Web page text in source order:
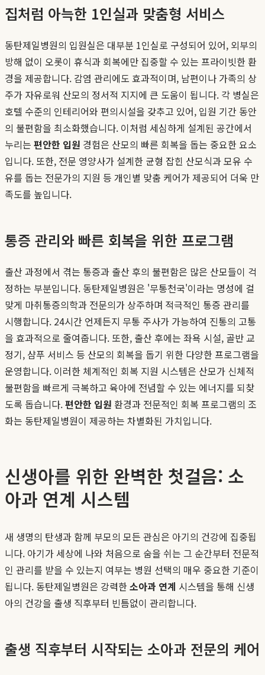
집처럼 아늑한 1인실과 맞춤형 서비스
동탄제일병원의 입원실은 대부분 1인실로 구성되어 있어, 외부의
방해 없이 오롯이 휴식과 회복에만 집중할 수 있는 프라이빗한 환
경을 제공합니다. 감염 관리에도 효과적이며, 남편이나 가족의 상
주가 자유로워 산모의 정서적 지지에 큰 도움이 됩니다. 각 병실은
호텔 수준의 인테리어와 편의시설을 갖추고 있어, 입원 기간 동안
의 불편함을 최소화했습니다. 이처럼 세심하게 설계된 공간에서
누리는 편안한 입원 경험은 산모의 빠른 회복을 돕는 중요한 요소
입니다. 또한, 전문 영양사가 설계한 균형 잡힌 산모식과 모유 수
유를 돕는 전문가의 지원 등 개인별 맞춤 케어가 제공되어 더욱 만
족도를 높입니다.
통증 관리와 빠른 회복을 위한 프로그램
출산 과정에서 겪는 통증과 출산 후의 불편함은 많은 산모들이 걱
정하는 부분입니다. 동탄제일병원은 '무통천국'이라는 명성에 걸
맞게 마취통증의학과 전문의가 상주하며 적극적인 통증 관리를
시행합니다. 24시간 언제든지 무통 주사가 가능하여 진통의 고통
을 효과적으로 줄여줍니다. 또한, 출산 후에는 좌욕 시설, 골반 교
정기, 샴푸 서비스 등 산모의 회복을 돕기 위한 다양한 프로그램을
운영합니다. 이러한 체계적인 회복 지원 시스템은 산모가 신체적
불편함을 빠르게 극복하고 육아에 전념할 수 있는 에너지를 되찾
도록 돕습니다.편안한 입원 환경과 전문적인 회복 프로그램의 조
화는 동탄제일병원이 제공하는 차별화된 가치입니다.
신생아를 위한 완벽한 첫걸음: 소
아과 연계 시스템
새 생명의 탄생과 함께 부모의 모든 관심은 아기의 건강에 집중됩
니다. 아기가 세상에 나와 처음으로 숨을 쉬는 그 순간부터 전문적
인 관리를 받을 수 있는지 여부는 병원 선택의 매우 중요한 기준이
됩니다. 동탄제일병원은 강력한소아과 연계 시스템을 통해 신생
아의 건강을 출생 직후부터 빈틈없이 관리합니다.
출생 직후부터 시작되는 소아과 전문의 케어